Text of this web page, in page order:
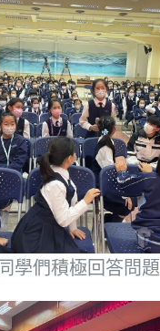
同學們積極回答問題